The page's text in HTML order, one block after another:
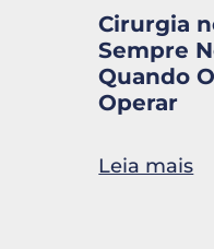
Cirurgia
Sempre
Quando
Operar
Leia mais